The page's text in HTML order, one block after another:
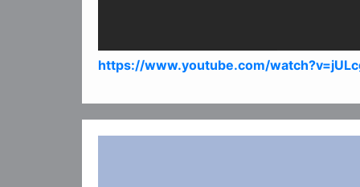
https://www.youtube.com/